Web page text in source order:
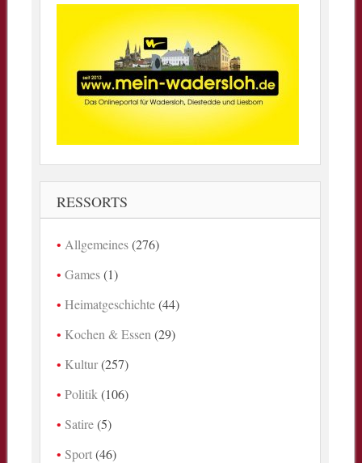
RESSORTS
Allgemeines(276)
Games(1)
Heimatgeschichte(44)
Kochen & Essen (29)
Kultur(257)
Politik (106)
Satire(5)
Sport(46)